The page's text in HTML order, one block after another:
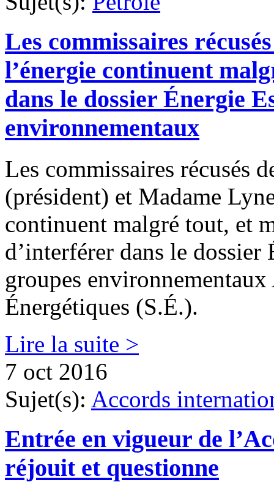
Les commissaires
l’énergie continuent
dans le dossier Énergie
environnementaux
Les commissaires récusés
(président) et Madame
continuent malgré tout, et
d’interférer dans le dossier
groupes
Énergétiques (S.É.).
Lire la suite >
7 oct 2016
Sujet(s): Accords
Entrée en vigueur de
réjouit et questionne